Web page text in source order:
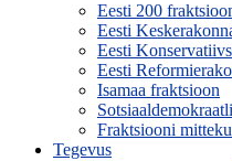
Eesti 200
Eesti
Eesti
Eesti
Isamaa fraktsioon
Fraktsiooni
Tegevus